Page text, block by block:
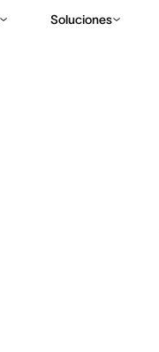
Soluciones